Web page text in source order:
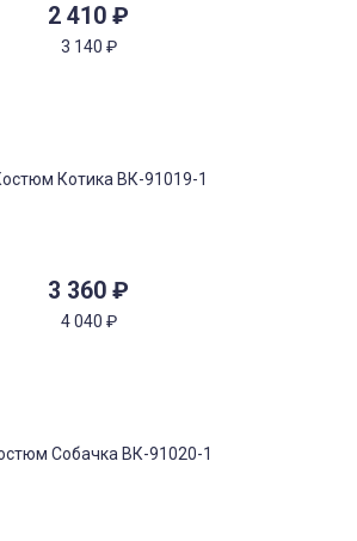
2 410 ₽
3 140 ₽
3 360 ₽
4 040 ₽